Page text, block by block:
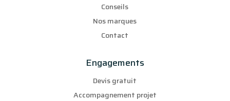
Conseils
Nos marques
Contact
Engagements
Devis gratuit
Accompagnement projet